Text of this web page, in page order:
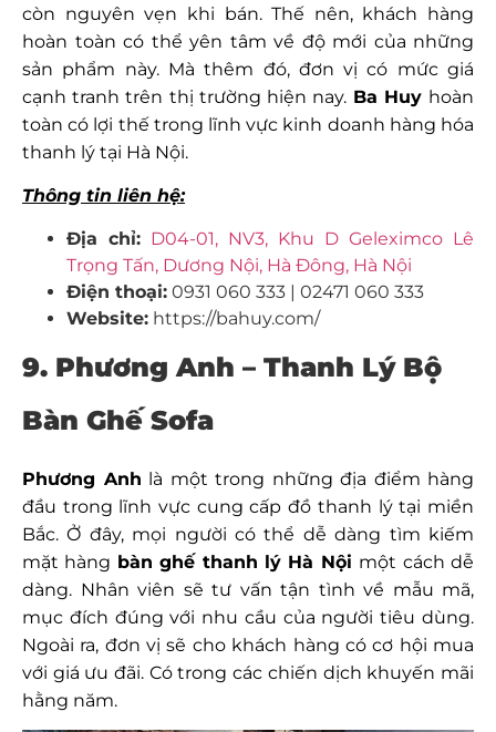
còn nguyên vẹn khi bán. Thế nên, khách hàng
hoàn toàn có thể yên tâm về độ mới của những
sản phẩm này. Mà thêm đó, đơn vị có mức giá
cạnh tranh trên thị trường hiện nay. Ba Huy hoàn
toàn có lợi thế trong lĩnh vực kinh doanh hàng hóa
thanh lý tại Hà Nội.
Thông tin liên hệ:
Địa chỉ: D04-01, NV3, Khu D Geleximco Lê
Trọng Tấn, Dương Nội, Hà Đông, Hà Nội
Điện thoại: 0931 060 333 | 02471 060 333
Website: https://bahuy.com/
9. Phương Anh – Thanh Lý Bộ
Bàn Ghế Sofa
Phương Anh là một trong những địa điểm hàng
đầu trong lĩnh vực cung cấp đồ thanh lý tại miền
Bắc. Ở đây, mọi người có thể dễ dàng tìm kiếm
mặt hàng bàn ghế thanh lý Hà Nội một cách dễ
dàng. Nhân viên sẽ tư vấn tận tình về mẫu mã,
mục đích đúng với nhu cầu của người tiêu dùng.
Ngoài ra, đơn vị sẽ cho khách hàng có cơ hội mua
với giá ưu đãi. Có trong các chiến dịch khuyến mãi
hằng năm.